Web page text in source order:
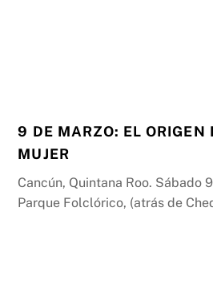
9 DE MARZO: EL ORIGEN
MUJER
Cancún, Quintana Roo. Sábado
Parque Folclórico, (atrás de